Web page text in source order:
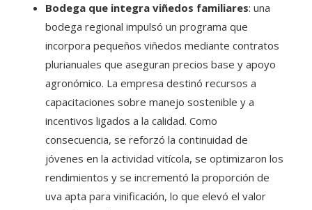
Bodega que integra viñedos familiares: una
bodega regional impulsó un programa que
incorpora pequeños viñedos mediante contratos
plurianuales que aseguran precios base y apoyo
agronómico. La empresa destinó recursos a
capacitaciones sobre manejo sostenible y a
incentivos ligados a la calidad. Como
consecuencia, se reforzó la continuidad de
jóvenes en la actividad vitícola, se optimizaron los
rendimientos y se incrementó la proporción de
uva apta para vinificación, lo que elevó el valor